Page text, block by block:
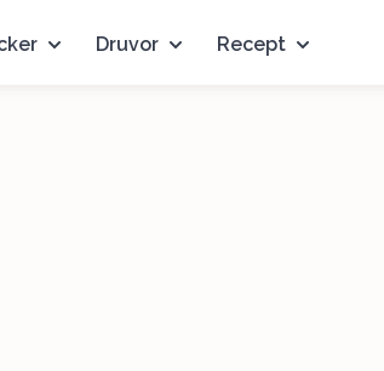
Druvor Recept